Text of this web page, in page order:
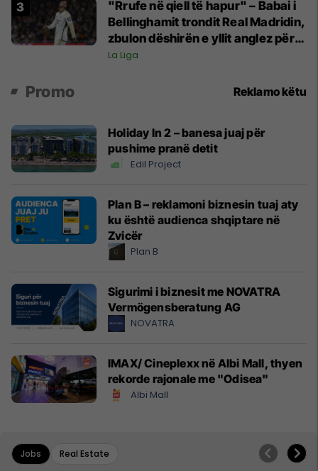
"Rrufe në qiell të hapur" – Babai i
Bellinghamit trondit Real Madridin,
zbulon dëshirën e yllit anglez për
largim
La Liga
Promo Reklamo këtu
Holiday In 2 – banesa juaj për
pushime pranë detit
Edil Project
Plan B – reklamoni biznesin tuaj aty
ku është audienca shqiptare në
Zvicër
Plan B
Sigurimi i biznesit me NOVATRA
Vermögensberatung AG
NOVATRA
IMAX/ Cineplexx në Albi Mall, thyen
rekorde rajonale me "Odisea"
Albi Mall
Jobs Real Estate